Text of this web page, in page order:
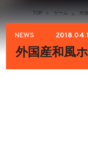
TOP > ゲーム > 外
NEWS
外国産和風